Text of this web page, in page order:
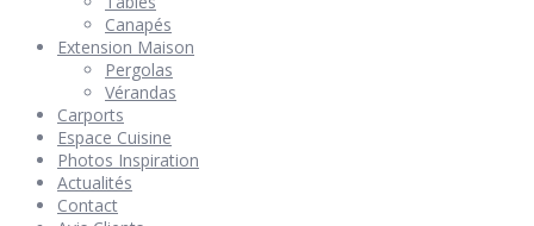
Canapés
Extension Maison
Pergolas
Vérandas
Carports
Espace Cuisine
Photos Inspiration
Actualités
Contact